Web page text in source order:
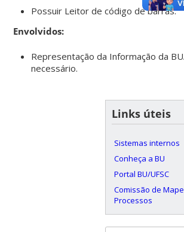
Possuir Leitor de código de barras.
Envolvidos:
Representação da Informação da
necessário.
Links úteis
Sistemas internos
Conheça a BU
Portal BU/UFSC
Comissão de
Processos